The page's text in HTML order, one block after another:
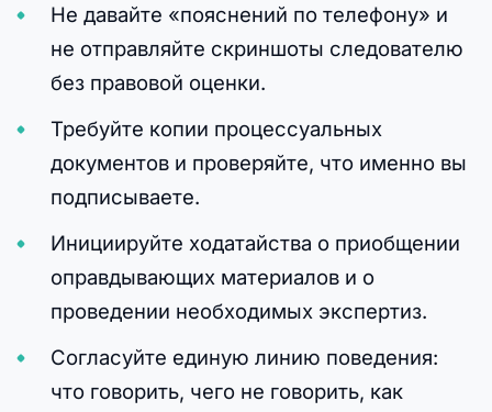
Не давайте «пояснений по телефону» и
не отправляйте скриншоты следователю
без правовой оценки.
Требуйте копии процессуальных
документов и проверяйте, что именно вы
подписываете.
Инициируйте ходатайства о приобщении
оправдывающих материалов и о
проведении необходимых экспертиз.
Согласуйте единую линию поведения:
что говорить, чего не говорить, как